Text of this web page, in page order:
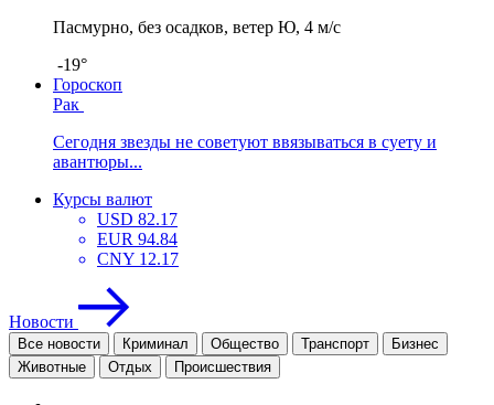
Пасмурно, без осадков, ветер Ю, 4 м/с
-19°
Гороскоп
Рак
Сегодня звезды не советуют ввязываться в суету и
авантюры...
Курсы валют
USD 82.17
EUR 94.84
CNY 12.17
Новости
Все новости Криминал Общество Транспорт
Бизнес
Животные
Отдых Проиcшествия